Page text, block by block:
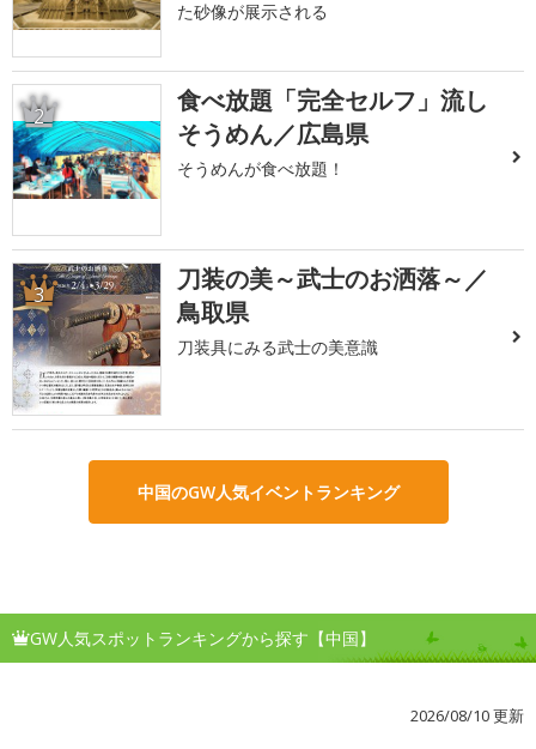
た砂像が展示される
2
食べ放題「完全セルフ」流し
そうめん／広島県
そうめんが食べ放題！
3
刀装の美～武士のお洒落～／
鳥取県
刀装具にみる武士の美意識
中国のGW人気イベントランキング
GW人気スポットランキングから探す【中国】
2026/08/10 更新